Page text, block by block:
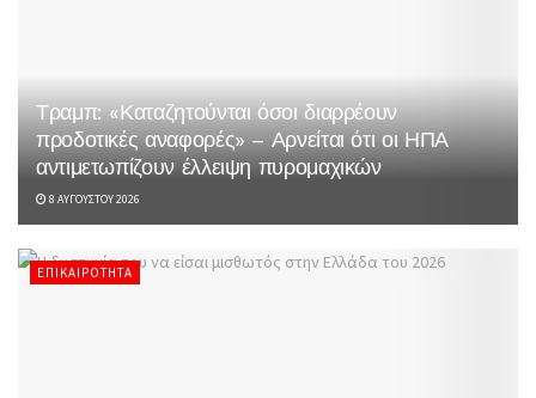
Τραμπ: «Καταζητούνται όσοι διαρρέουν
προδοτικές αναφορές» – Αρνείται ότι οι ΗΠΑ
αντιμετωπίζουν έλλειψη πυρομαχικών
8 ΑΥΓΟΎΣΤΟΥ 2026
ΕΠΙΚΑΙΡΌΤΗΤΑ